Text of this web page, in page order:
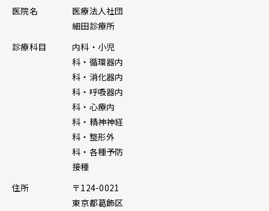
医院名
医療法人社団
細田診療所
診療科目
内科・小児
科・循環器内
科・消化器内
科・呼吸器内
科・心療内
科・精神神経
科・整形外
科・各種予防
接種
住所
〒124-0021
東京都葛飾区